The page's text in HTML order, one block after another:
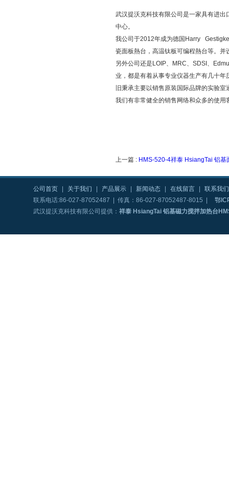
武汉提沃克科技有限公司是一家具有进
中心。
我公司于2012年成为德国Harry
瓷面板熱台，高温钛板可编程熱台等。
另外公司还是LOIP、MRC、SDSI、
业，都是有着从事专业仪器生产有几十
旧秉承主要以销售原装国际品牌的实验
我们有非常健全的销售网络和众多的使
上一篇 : HMS-520-4祥泰 HsiangTai 铝基
公司首页 关于我们 产品展示 新闻动态 在线留言
联系我们
联系电话:86-027-87052487 | 传真：86-027-87052487-8015 |
鄂
武汉提沃克科技有限公司提供： 祥泰 HsiangTai 铝基磁力搅拌加热台